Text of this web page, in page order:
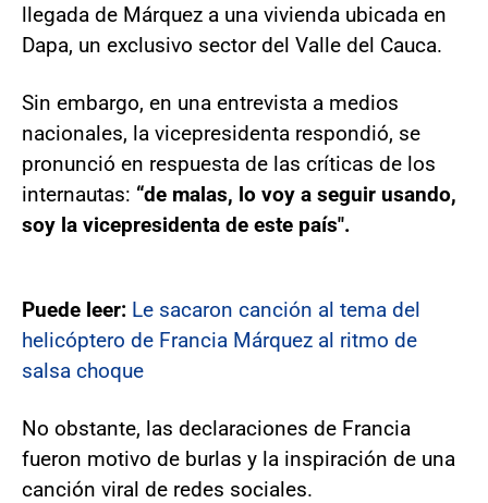
llegada de Márquez a una vivienda ubicada en
Dapa, un exclusivo sector del Valle del Cauca.
Sin embargo, en una entrevista a medios
nacionales, la vicepresidenta respondió, se
pronunció en respuesta de las críticas de los
internautas: “de malas, lo voy a seguir usando,
soy la vicepresidenta de este país".
Puede leer: Le sacaron canción al tema del
helicóptero de Francia Márquez al ritmo de
salsa choque
No obstante, las declaraciones de Francia
fueron motivo de burlas y la inspiración de una
canción viral de redes sociales.